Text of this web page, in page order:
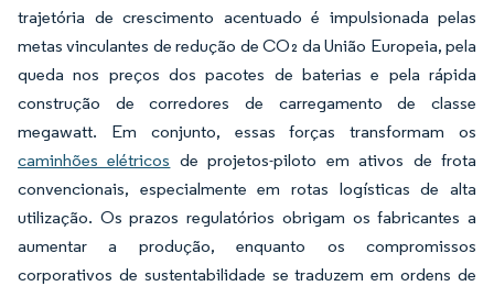
trajetória de crescimento acentuado é impulsionada pelas
metas vinculantes de redução de CO₂ da União Europeia, pela
queda nos preços dos pacotes de baterias e pela rápida
construção de corredores de carregamento de classe
megawatt. Em conjunto, essas forças transformam os
caminhões elétricos de projetos-piloto em ativos de frota
convencionais, especialmente em rotas logísticas de alta
utilização. Os prazos regulatórios obrigam os fabricantes a
aumentar a produção, enquanto os compromissos
corporativos de sustentabilidade se traduzem em ordens de